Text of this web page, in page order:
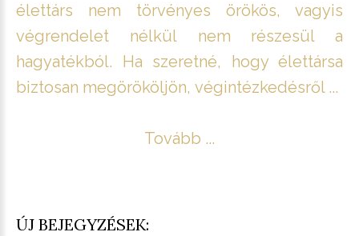
élettárs nem törvényes örökös, vagyis
végrendelet nélkül nem részesül a
hagyatékból. Ha szeretné, hogy élettársa
biztosan megörököljön, végintézkedésről ...
Tovább ...
ÚJ BEJEGYZÉSEK: